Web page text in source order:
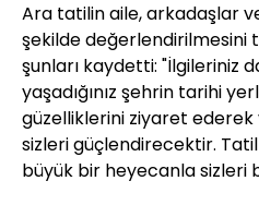
Ara tatilin aile, arkadaşlar
şekilde değerlendirilmesini
şunları kaydetti: "İlgileriniz
yaşadığınız şehrin tarihi
güzelliklerini ziyaret
sizleri güçlendirecektir.
büyük bir heyecanla sizleri